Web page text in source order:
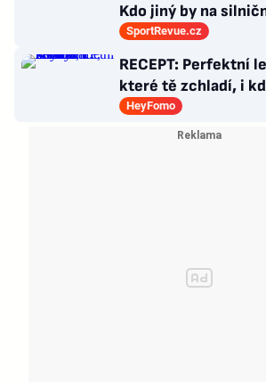
Kdo jiný by na
dokázal tyhle triky?
SportRevue.cz
RECEPT: Perfektní
které tě zchladí, i
HeyFomo